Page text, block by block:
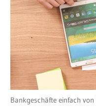
Bankgeschäfte einfach